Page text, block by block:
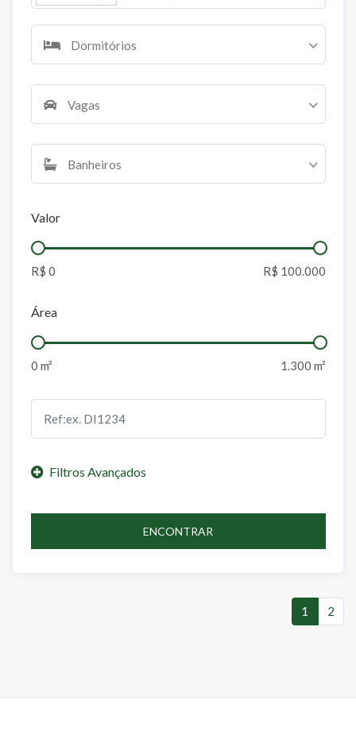
Dormitórios
Vagas
Banheiros
Valor
Área
ENCONTRAR
1
2